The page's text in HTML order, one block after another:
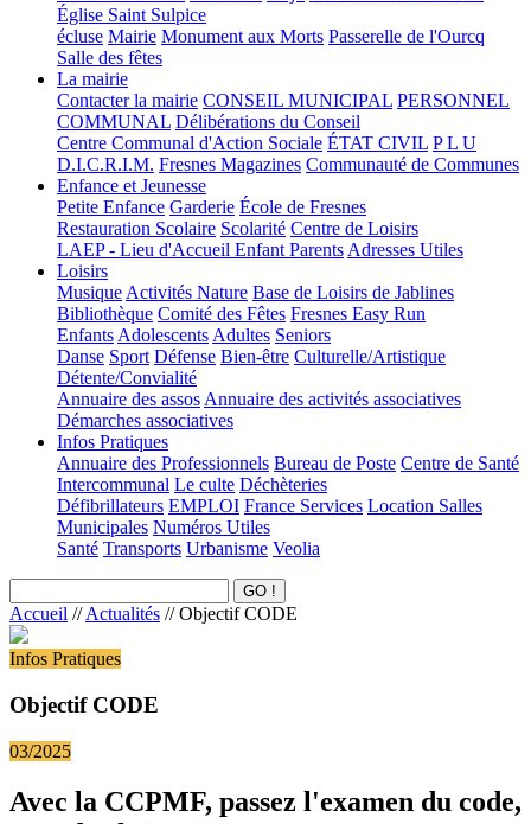
Église Saint Sulpice
écluse Mairie Monument aux Morts Passerelle de l'Ourcq
Salle des fêtes
La mairie
Contacter la mairie CONSEIL MUNICIPAL PERSONNEL
COMMUNAL Délibérations du Conseil
Centre Communal d'Action Sociale ÉTAT CIVIL P L U
D.I.C.R.I.M. Fresnes Magazines Communauté de Communes
Enfance et Jeunesse
Petite Enfance Garderie École de Fresnes
Restauration Scolaire Scolarité Centre de Loisirs
LAEP - Lieu d'Accueil Enfant ParentsAdresses Utiles
Loisirs
MusiqueActivités Nature Base de Loisirs de Jablines
Bibliothèque Comité des Fêtes Fresnes Easy Run
EnfantsAdolescentsAdultes Seniors
Danse Sport Défense Bien-être Culturelle/Artistique
Détente/Convialité
Annuaire des assosAnnuaire des activités associatives
Démarches associatives
Infos Pratiques
Annuaire des Professionnels Bureau de Poste Centre de Santé
Intercommunal Le culte Déchèteries
Défibrillateurs EMPLOI France Services Location Salles
Municipales Numéros Utiles
Santé Transports Urbanisme Veolia
Accueil //Actualités // Objectif CODE
Infos Pratiques
Objectif CODE
03/2025
Avec la CCPMF, passez l'examen du code,